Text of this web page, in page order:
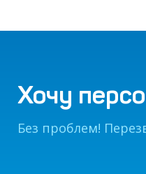
Хочу
Без проблем!